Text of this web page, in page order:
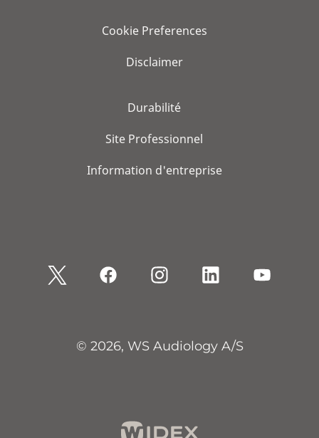
Cookie Preferences
Disclaimer
Durabilité
Site Professionnel
Information d'entreprise
© 2026, WS Audiology A/S